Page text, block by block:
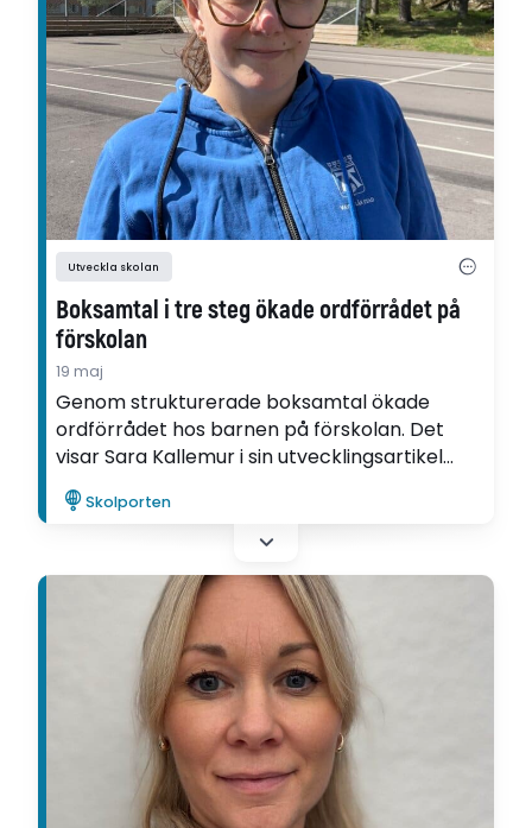
Utveckla skolan
Boksamtal i tre steg ökade ordförrådet på
förskolan
19 maj
Genom strukturerade boksamtal ökade
ordförrådet hos barnen på förskolan. Det
visar Sara Kallemur i sin utvecklingsartikel
som är skriven inom ramen för Ifous
forsknings- och utvecklingsprogram
Språkutvecklande förskola.
Skolporten